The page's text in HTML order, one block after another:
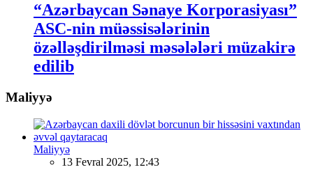
“Azərbaycan Sənaye Korporasiyası”
ASC-nin müəssisələrinin
özəlləşdirilməsi məsələləri müzakirə
edilib
Maliyyə
Maliyyə
13 Fevral 2025, 12:43